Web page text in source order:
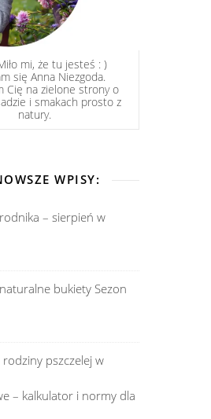
mi, że tu jesteś : )
się Anna Niezgoda.
Cię na zielone strony o
i smakach prosto z
natury.
WPISY:
– sierpień w
bukiety Sezon
pszczelej w
– kalkulator i normy dla